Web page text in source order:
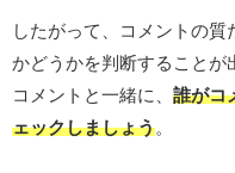
したがって、コメントの
かどうかを判断することが
コメントと一緒に、 誰がコ
ェックしましょう